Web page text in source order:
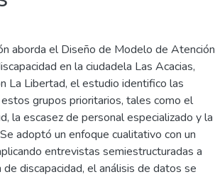
aborda el Diseño de Modelo de Atención
en la ciudadela Las Acacias,
La Libertad, el estudio identifico las
grupos prioritarios, tales como el
la escasez de personal especializado y la
adoptó un enfoque cualitativo con un
entrevistas semiestructuradas a
discapacidad, el análisis de datos se